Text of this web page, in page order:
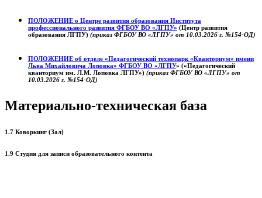
ПОЛОЖЕНИЕ о Центре развития образования Института
профессионального развития ФГБОУ ВО «ЛГПУ» (Центр развития
образования ЛГПУ) (приказ ФГБОУ ВО «ЛГПУ» от 10.03.2026 г. №154-ОД)
ПОЛОЖЕНИЕ об отделе «Педагогический технопарк «Кванториум» имени
Льва Михайловича Лоповка» ФГБОУ ВО «ЛГПУ» («Педагогический
кванториум им. Л.М. Лоповка ЛГПУ») (приказ ФГБОУ ВО «ЛГПУ» от
10.03.2026 г. №154-ОД)
Материально-техническая база
1.7 Коворкинг (Зал)
1.9 Студия для записи образовательного контента